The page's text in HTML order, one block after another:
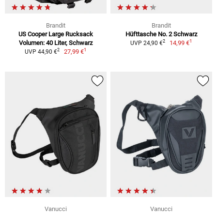
Brandit
US Cooper Large Rucksack
Volumen: 40 Liter, Schwarz
UVP 44,90 €2 27,99 €1
Brandit
Hüfttasche No. 2 Schwarz
UVP 24,90 €2 14,99 €1
Vanucci
Vanucci